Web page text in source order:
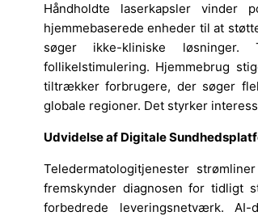
Håndholdte laserkapsler vinder
hjemmebaserede enheder til at
søger ikke-kliniske løsninger.
follikelstimulering. Hjemmebrug
tiltrækker forbrugere, der søger
globale regioner. Det styrker
Udvidelse af Digitale
Teledermatologitjenester
fremskynder diagnosen for tidligt
forbedrede leveringsnetværk.